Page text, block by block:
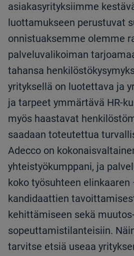
asiakasyrityksiimme
luottamukseen perustuvat
onnistuaksemme olemme
palveluvalikoiman
tahansa
yrityksellä on luotettava ja
ja tarpeet ymmärtävä HR-
myös haastavat
saadaan toteutettua
Adecco on
yhteistyökumppani, ja
koko työsuhteen elinkaaren
kandidaattien
kehittämiseen sekä
sopeuttamistilanteisiin.
tarvitse etsiä useaa